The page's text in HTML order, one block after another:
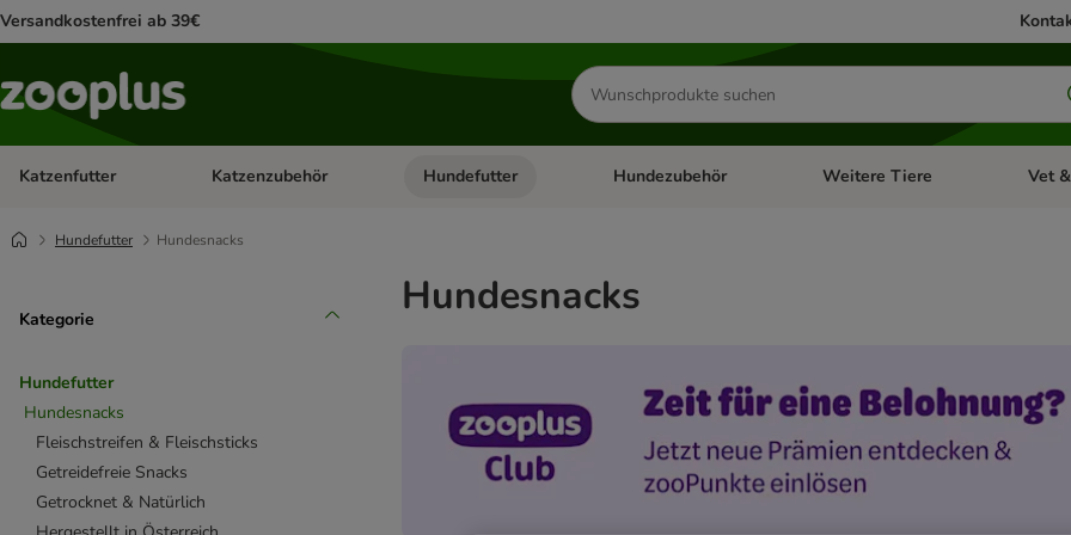
Versandkostenfrei ab 39€
Produkte
suchen
Katzenfutter Kategorie-Menü öffnen: Katzenfutter
Katzenzubehör Kategorie-Menü öffnen: Katzenzubehör
Hundefutter Kategorie-Menü öffnen: Hundefutter
Hundezubehör Kategorie-Menü öffnen:
Weitere Tiere Vet
Hundefutter Hundesnacks
Kategorie
Hundefutter
Hundesnacks
Fleischstreifen & Fleischsticks
Getreidefreie Snacks
Getrocknet & Natürlich
Hundesnacks